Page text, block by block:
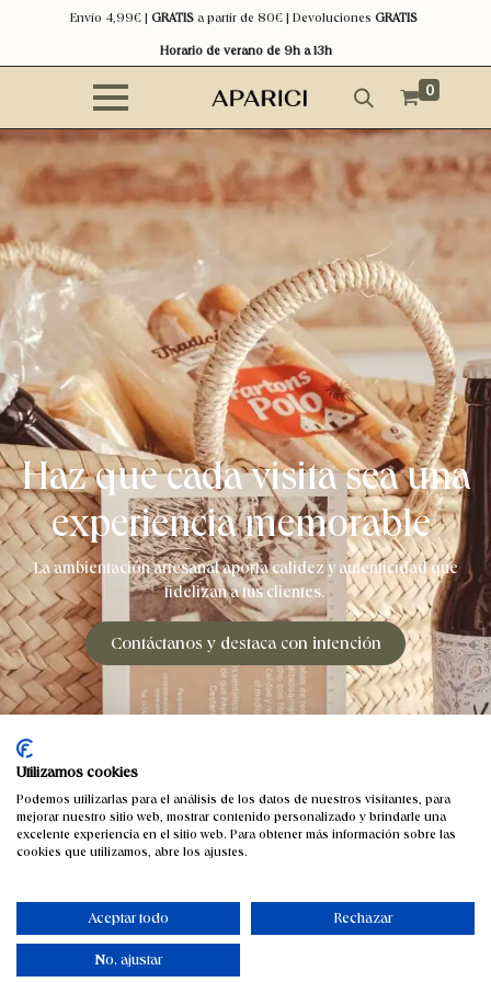
Envío 4,99€ | GRATISa partir de 80€ | Devoluciones GRATIS
Horario de verano de 9h a 13h
0
Haz que cada visita sea una
experiencia memorable
La ambientación artesanal aporta calidez y autenticidad que
fidelizan a tus clientes.
Contáctanos y destaca con intención
Utilizamos cookies
Podemos utilizarlas para el análisis de los datos de nuestros visitantes, para
mejorar nuestro sitio web, mostrar contenido personalizado y brindarle una
excelente experiencia en el sitio web. Para obtener más información sobre las
cookies que utilizamos, abre los ajustes.
Aceptar todo Rechazar
No, ajustar